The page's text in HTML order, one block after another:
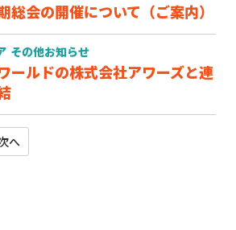
総会の開催について（ご案内）
その他お知らせ
ールドの株式会社アワーズと連
へ